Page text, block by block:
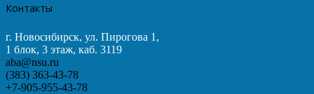
Контакты
г. Новосибирск, ул. Пирогова 1,
1 блок, 3 этаж, каб. 3119
aba@nsu.ru
(383) 363-43-78
+7-905-955-43-78